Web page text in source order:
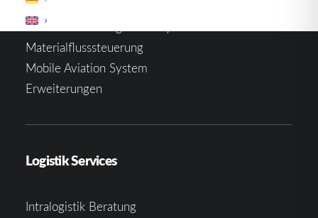
Warehouse Management System
Materialflusssteuerung
Mobile Aviation System
Erweiterungen
Logistik Services
Intralogistik Beratung